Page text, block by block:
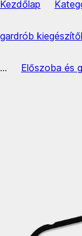
Kezdőlap
gardrób
... Előszoba és